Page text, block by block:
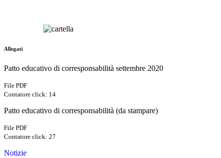
Allegati
Patto educativo di corresponsabilità settembre 2020
File PDF
Contatore click: 14
Patto educativo di corresponsabilità (da stampare)
File PDF
Contatore click: 27
Notizie